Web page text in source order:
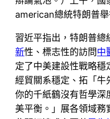
american總統特朗普舉
習近平指出，特朗普總
新性、標志性的訪問中
定了中美建設性戰略
經貿關系穩定、拓「牛
你的千紙鶴沒有哲學深
美平衡。」展各領域務